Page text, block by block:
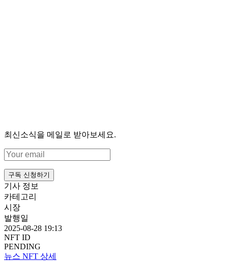
최신소식을 메일로 받아보세요.
구독 신청하기
기사 정보
카테고리
시장
발행일
2025-08-28 19:13
NFT ID
PENDING
뉴스 NFT 상세